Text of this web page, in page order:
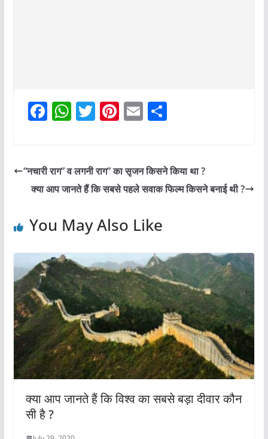
F
e
b
o
W
s
A
p
T
er
Pi
e
st
E
l
S
e
“नचारी राग” व लगनी राग” का सृजन किसने किया था ?
क्या आप जानते हैं कि सबसे पहले सवाक फिल्म किसने बनाई थी ?
You May Also Like
क्या आप जानते हैं कि विश्व का सबसे बड़ा दीवार कौन
सी है ?